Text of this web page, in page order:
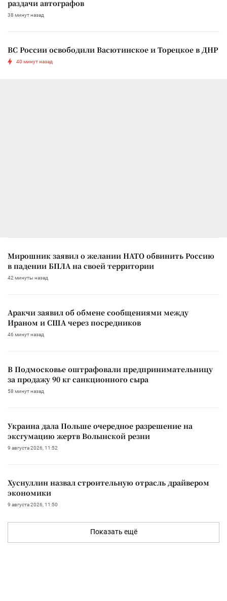
раздачи автографов
38 минут назад
ВС России освободили Васютинское и Торецкое в ДНР
40 минут назад
Мирошник заявил о желании НАТО обвинить Россию
в падении БПЛА на своей территории
42 минуты назад
Аракчи заявил об обмене сообщениями между
Ираном и США через посредников
46 минут назад
В Подмосковье оштрафовали предпринимательницу
за продажу 90 кг санкционного сыра
58 минут назад
Украина дала Польше очередное разрешение на
эксгумацию жертв Волынской резни
9 августа 2026, 11:52
Хуснуллин назвал строительную отрасль драйвером
экономики
9 августа 2026, 11:50
Показать ещё